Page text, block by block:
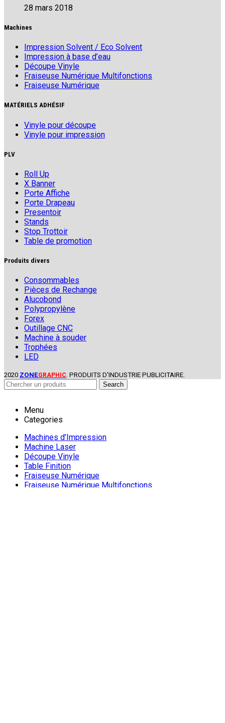
28 mars 2018
Machines
Impression Solvent / Eco Solvent
Impression à base d’eau
Découpe Vinyle
Fraiseuse Numérique Multifonctions
Fraiseuse Numérique
MATÉRIELS ADHÉSIF
Vinyle pour découpe
Vinyle pour impression
PLV
Roll Up
X Banner
Porte Affiche
Porte Drapeau
Presentoir
Stands
Stop Trottoir
Table de promotion
Produits divers
Consommables
Pièces de Rechange
Alucobond
Polypropylène
Forex
Outillage CNC
Machine à souder
Trophées
LED
2020 ZONEGRAPHIC. PRODUITS D'INDUSTRIE PUBLICITAIRE.
Search
Menu
Categories
Machines d’Impression
Machine Laser
Découpe Vinyle
Table Finition
Fraiseuse Numérique
Fraiseuse Numérique Multifonctions